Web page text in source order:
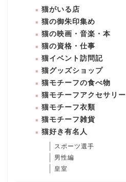
猫がいる店
猫の御朱印集め
猫の映画・音楽・本
猫の資格・仕事
猫イベント訪問記
猫グッズショップ
猫モチーフの食べ物
猫モチーフアクセサリー
猫モチーフ衣類
猫モチーフ雑貨
猫好き有名人
スポーツ選手
男性編
皇室